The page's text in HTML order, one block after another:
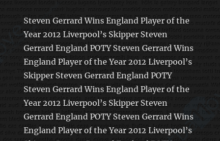
Steven Gerrard Wins England Player of the
Year 2012 Liverpool’s Skipper Steven
Gerrard England POTY Steven Gerrard Wins
England Player of the Year 2012 Liverpool’s
Skipper Steven Gerrard England POTY
Steven Gerrard Wins England Player of the
Year 2012 Liverpool’s Skipper Steven
Gerrard England POTY Steven Gerrard Wins
England Player of the Year 2012 Liverpool’s